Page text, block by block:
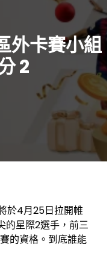
外卡賽小組
2
4月25日拉開帷
的星際2選手，前三
的資格。到底誰能